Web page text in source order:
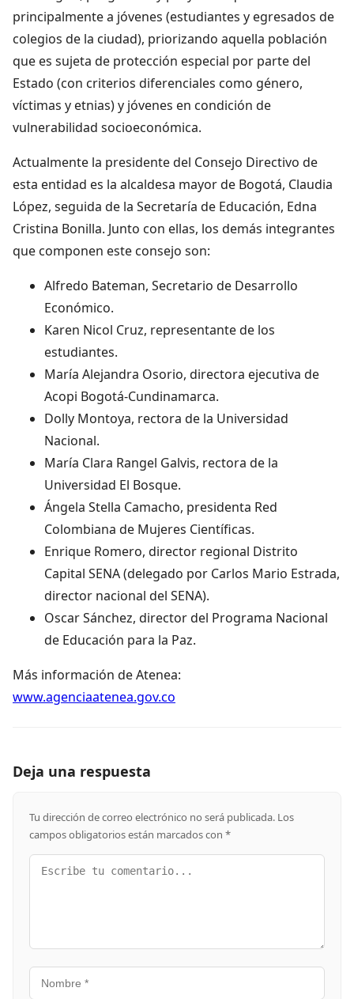
principalmente a jóvenes (estudiantes y egresados de
colegios de la ciudad), priorizando aquella población
que es sujeta de protección especial por parte del
Estado (con criterios diferenciales como género,
víctimas y etnias) y jóvenes en condición de
vulnerabilidad socioeconómica.
Actualmente la presidente del Consejo Directivo de
esta entidad es la alcaldesa mayor de Bogotá, Claudia
López, seguida de la Secretaría de Educación, Edna
Cristina Bonilla. Junto con ellas, los demás integrantes
que componen este consejo son:
Alfredo Bateman, Secretario de Desarrollo
Económico.
Karen Nicol Cruz, representante de los
estudiantes.
María Alejandra Osorio, directora ejecutiva de
Acopi Bogotá-Cundinamarca.
Dolly Montoya, rectora de la Universidad
Nacional.
María Clara Rangel Galvis, rectora de la
Universidad El Bosque.
Ángela Stella Camacho, presidenta Red
Colombiana de Mujeres Científicas.
Enrique Romero, director regional Distrito
Capital SENA (delegado por Carlos Mario Estrada,
director nacional del SENA).
Oscar Sánchez, director del Programa Nacional
de Educación para la Paz.
Más información de Atenea:
www.agenciaatenea.gov.co
Deja una respuesta
Tu dirección de correo electrónico no será publicada. Los
campos obligatorios están marcados con *